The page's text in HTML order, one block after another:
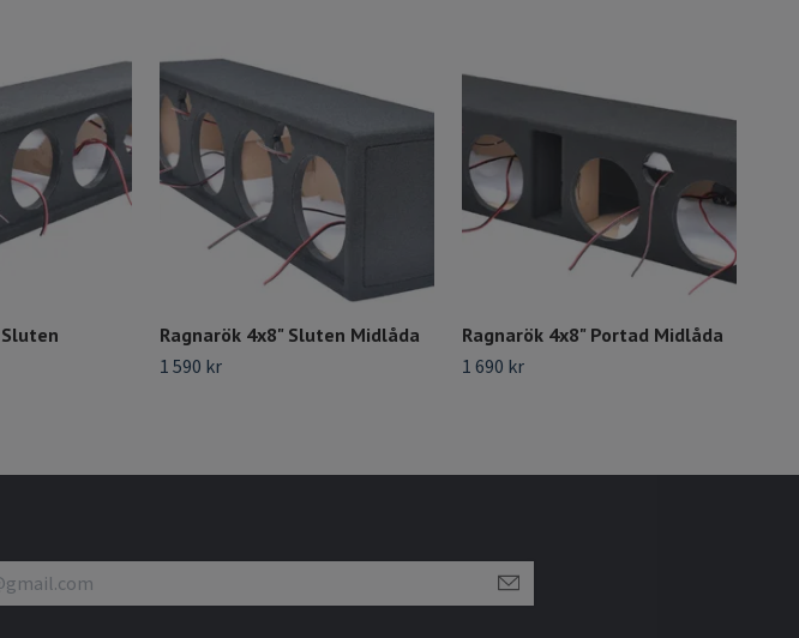
Ragnarök 4x8" Sluten Midlåda
1 590 kr
Ragnarök 4x8" Portad Midlåda
1 690 kr